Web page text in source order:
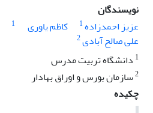
نویسندگان
عزیز احمدزاده1 کاظم یاوری 1
علی صالح آبادی2
1 دانشگاه تربیت مدرس
2سازمان بورس و اوراق بهادار
چکیده